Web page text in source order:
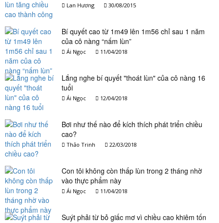
Lan Hương 30/08/2015
Bí quyết cao từ 1m49 lên 1m56 chỉ sau 1 năm
của cô nàng “nấm lùn”
Ái Ngọc 11/04/2018
Lắng nghe bí quyết "thoát lùn" của cô nàng 16
tuổi
Ái Ngọc 12/04/2018
Bơi như thế nào để kích thích phát triển chiều
cao?
Thảo Trinh 22/03/2018
Con tôi không còn thấp lùn trong 2 tháng nhờ
vào thực phẩm này
Ái Ngọc 11/04/2018
Suýt phải từ bỏ giấc mơ vì chiều cao khiêm tốn